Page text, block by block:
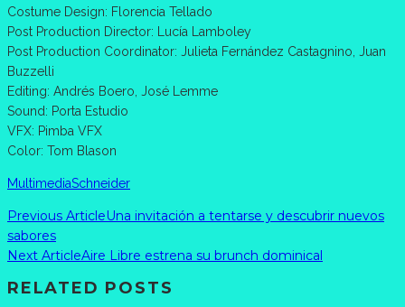
Costume Design: Florencia Tellado
Post Production Director: Lucía Lamboley
Post Production Coordinator: Julieta Fernández Castagnino, Juan
Buzzelli
Editing: Andrés Boero, José Lemme
Sound: Porta Estudio
VFX: Pimba VFX
Color: Tom Blason
MultimediaSchneider
Previous ArticleUna invitación a tentarse y descubrir nuevos
sabores
Next ArticleAire Libre estrena su brunch dominical
RELATED POSTS